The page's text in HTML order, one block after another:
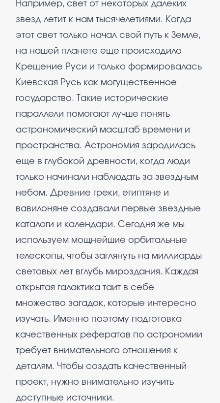
Например, свет от некоторых далеких
звезд летит к нам тысячелетиями. Когда
этот свет только начал свой путь к Земле,
на нашей планете еще происходило
Крещение Руси и только формировалась
Киевская Русь как могущественное
государство. Такие исторические
параллели помогают лучше понять
астрономический масштаб времени и
пространства. Астрономия зародилась
еще в глубокой древности, когда люди
только начинали наблюдать за звездным
небом. Древние греки, египтяне и
вавилоняне создавали первые звездные
каталоги и календари. Сегодня же мы
используем мощнейшие орбитальные
телескопы, чтобы заглянуть на миллиарды
световых лет вглубь мироздания. Каждая
открытая галактика таит в себе
множество загадок, которые интересно
изучать. Именно поэтому подготовка
качественных рефератов по астрономии
требует внимательного отношения к
деталям. Чтобы создать качественный
проект, нужно внимательно изучить
доступные источники.